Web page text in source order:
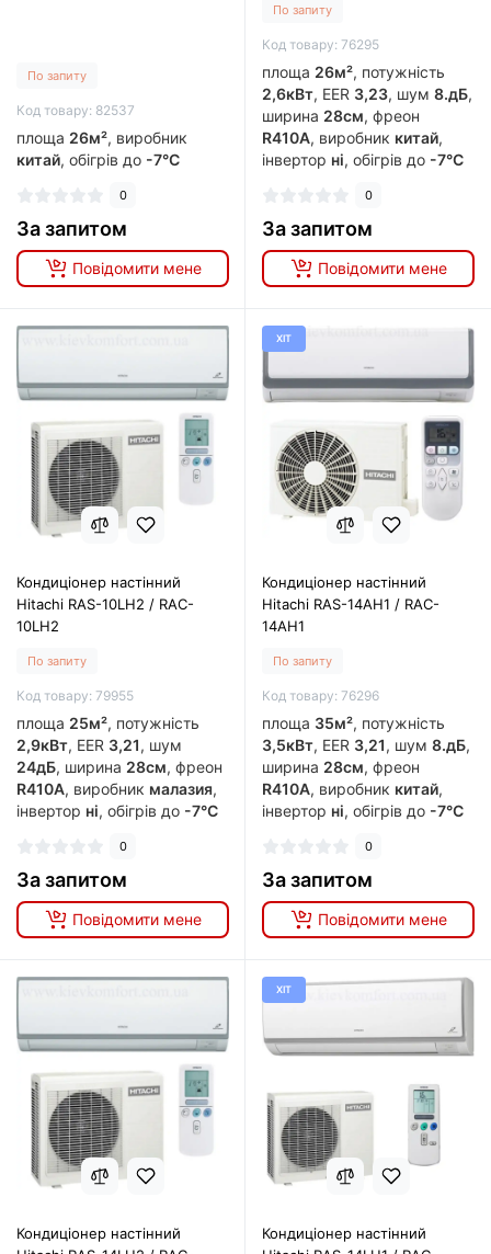
По запиту
Код товару: 82537
площа 26м², виробник
китай, обігрів до -7°C
0
За запитом
Повідомити мене
По запиту
Код товару: 76295
площа 26м², потужність
2,6кВт, EER 3,23, шум 8.дБ,
ширина 28см, фреон
R410A, виробник китай,
інвертор ні, обігрів до -7°C
0
За запитом
Повідомити мене
Кондиціонер настінний
Hitachi RAS-10LH2 / RAC-
10LH2
По запиту
Код товару: 79955
площа 25м², потужність
2,9кВт, EER 3,21, шум
24дБ, ширина 28см, фреон
R410A, виробник малазия,
інвертор ні, обігрів до -7°C
0
За запитом
Повідомити мене
ХІТ
Кондиціонер настінний
Hitachi RAS-14AH1 / RAC-
14AH1
По запиту
Код товару: 76296
площа 35м², потужність
3,5кВт, EER 3,21, шум 8.дБ,
ширина 28см, фреон
R410A, виробник китай,
інвертор ні, обігрів до -7°C
0
За запитом
Повідомити мене
Кондиціонер настінний
ХІТ
Кондиціонер настінний